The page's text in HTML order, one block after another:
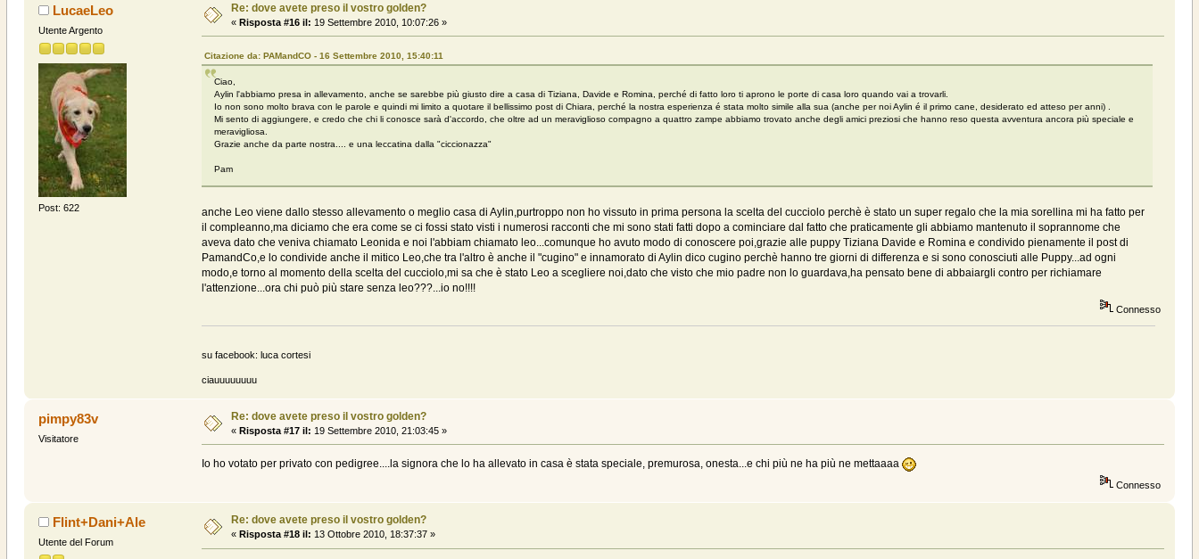
LucaeLeo
Utente Argento
Post: 622
Re: dove avete preso il vostro golden?
« Risposta #16 il: 19 Settembre 2010, 10:07:26 »
Citazione da: PAMandCO - 16 Settembre 2010, 15:40:11
Ciao,
Aylin l'abbiamo presa in allevamento, anche se sarebbe più giusto dire a casa di Tiziana, Davide e Romina, perché di fatto loro ti aprono le porte di casa loro quando vai a trovarli.
Io non sono molto brava con le parole e quindi mi limito a quotare il bellissimo post di Chiara, perché la nostra esperienza é stata molto simile alla sua (anche per noi Aylin é il primo cane, desiderato ed atteso per anni) .
Mi sento di aggiungere, e credo che chi li conosce sarà d'accordo, che oltre ad un meraviglioso compagno a quattro zampe abbiamo trovato anche degli amici preziosi che hanno reso questa avventura ancora più speciale e
meravigliosa.
Grazie anche da parte nostra.... e una leccatina dalla "ciccionazza"
Pam
anche Leo viene dallo stesso allevamento o meglio casa di Aylin,purtroppo non ho vissuto in prima persona la scelta del cucciolo perchè è stato un super regalo che la mia sorellina mi ha fatto per
il compleanno,ma diciamo che era come se ci fossi stato visti i numerosi racconti che mi sono stati fatti dopo a cominciare dal fatto che praticamente gli abbiamo mantenuto il soprannome che
aveva dato che veniva chiamato Leonida e noi l'abbiam chiamato leo...comunque ho avuto modo di conoscere poi,grazie alle puppy Tiziana Davide e Romina e condivido pienamente il post di
PamandCo,e lo condivide anche il mitico Leo,che tra l'altro è anche il "cugino" e innamorato di Aylin dico cugino perchè hanno tre giorni di differenza e si sono conosciuti alle Puppy...ad ogni
modo,e torno al momento della scelta del cucciolo,mi sa che è stato Leo a scegliere noi,dato che visto che mio padre non lo guardava,ha pensato bene di abbaiargli contro per richiamare
l'attenzione...ora chi può più stare senza leo???...io no!!!!
Connesso
su facebook: luca cortesi
ciauuuuuuuu
pimpy83v
Visitatore
Re: dove avete preso il vostro golden?
« Risposta #17 il: 19 Settembre 2010, 21:03:45 »
Io ho votato per privato con pedigree....la signora che lo ha allevato in casa è stata speciale, premurosa, onesta...e chi più ne ha più ne mettaaaa
Connesso
Flint+Dani+Ale
Utente del Forum
Re: dove avete preso il vostro golden?
« Risposta #18 il: 13 Ottobre 2010, 18:37:37 »